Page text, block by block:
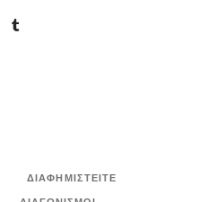
ΔΙΑΦΗΜΙΣΤΕΙΤΕ